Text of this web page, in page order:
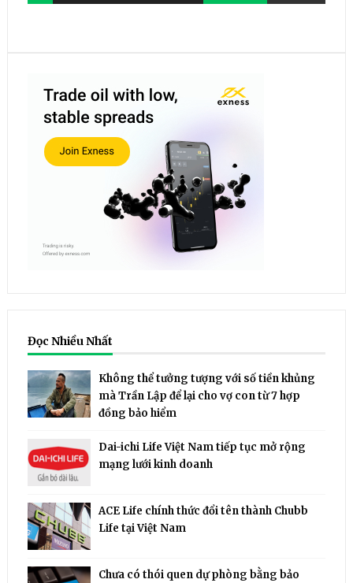
Đọc Nhiều Nhất
Không thể tưởng tượng với số tiền khủng
mà Trần Lập để lại cho vợ con từ 7 hợp
đồng bảo hiểm
Dai-ichi Life Việt Nam tiếp tục mở rộng
mạng lưới kinh doanh
ACE Life chính thức đổi tên thành Chubb
Life tại Việt Nam
Chưa có thói quen dự phòng bằng bảo